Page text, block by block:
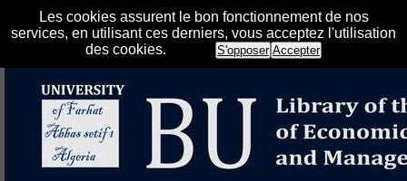
Les cookies assurent le bon fonctionnement de nos
services, en utilisant ces derniers, vous acceptez l'utilisation
des cookies.
S'opposer Accepter
الإلكتروني على الخط المباشر لمكتبة كلية